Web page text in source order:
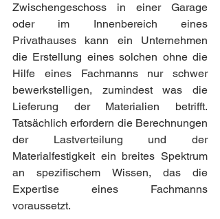
Zwischengeschoss in einer Garage
oder im Innenbereich eines
Privathauses kann ein Unternehmen
die Erstellung eines solchen ohne die
Hilfe eines Fachmanns nur schwer
bewerkstelligen, zumindest was die
Lieferung der Materialien betrifft.
Tatsächlich erfordern die Berechnungen
der Lastverteilung und der
Materialfestigkeit ein breites Spektrum
an spezifischem Wissen, das die
Expertise eines Fachmanns
voraussetzt.